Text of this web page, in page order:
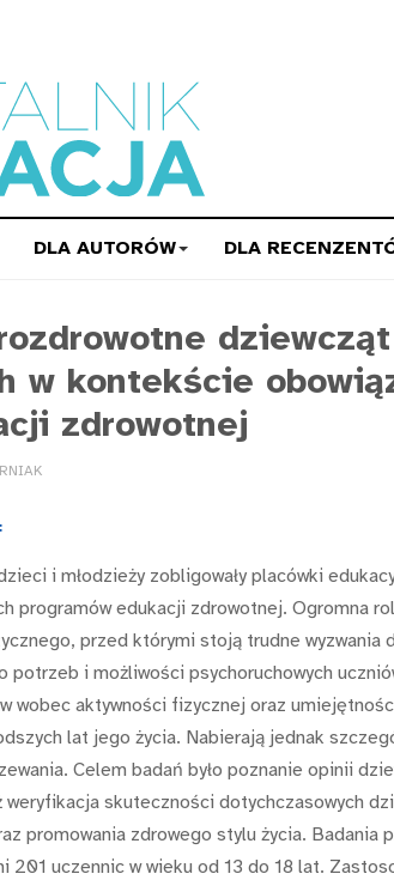
DLA AUTORÓW DLA
w kontekście
zdrowotnej
i młodzieży zobligowały placówki
programów edukacji zdrowotnej. Ogromna
przed którymi stoją trudne wyzwania
potrzeb i możliwości psychoruchowych
wobec aktywności fizycznej oraz
lat jego życia. Nabierają jednak
Celem badań było poznanie opinii
skuteczności dotychczasowych
promowania zdrowego stylu życia. Badania
201 uczennic w wieku od 13 do 18 lat.